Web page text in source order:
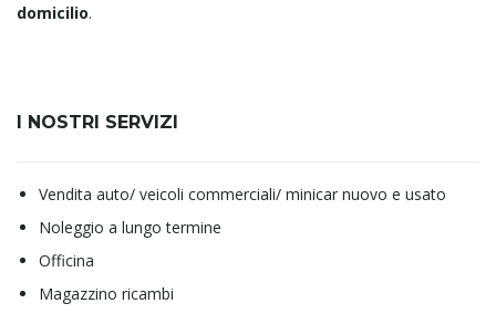
domicilio.
I NOSTRI SERVIZI
Vendita auto/ veicoli commerciali/ minicar nuovo e usato
Noleggio a lungo termine
Officina
Magazzino ricambi